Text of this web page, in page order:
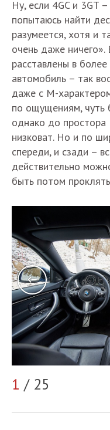
Ну, если 4GC и 3GT
попытаюсь найти
разумеется, хотя и
очень даже ничего».
расставлены в
автомобиль – так
даже с М-
по ощущениям, чуть
однако до простора
низковат. Но и по
спереди, и сзади –
действительно
быть потом
1 / 25